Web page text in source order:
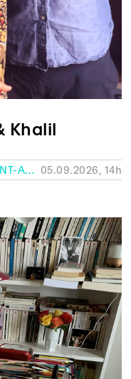
Khalil
SASA - SITE ARCHÉOLOGIQUE SAINT-ANTOINE, GENÈVE 05.09.2026, 14h